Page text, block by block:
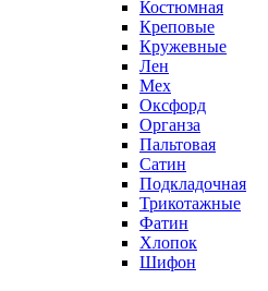
Костюмная
Креповые
Кружевные
Лен
Мех
Оксфорд
Органза
Пальтовая
Сатин
Подкладочная
Трикотажные
Фатин
Хлопок
Шифон